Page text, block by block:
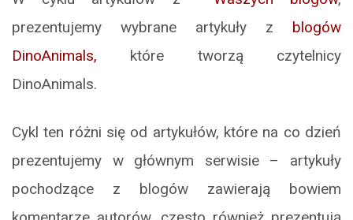
prezentujemy wybrane artykuły z blogów
DinoAnimals, które tworzą czytelnicy
DinoAnimals.
Cykl ten różni się od artykułów, które na co dzień
prezentujemy w głównym serwisie – artykuły
pochodzące z blogów zawierają bowiem